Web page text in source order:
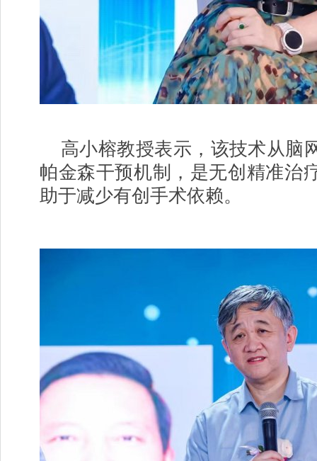
高小榕教授表示，该技术从脑
帕金森干预机制，是无创精准治
助于减少有创手术依赖。